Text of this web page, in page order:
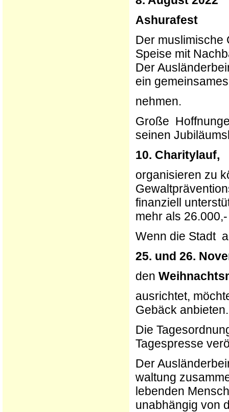
Ashurafest
Der muslimische
Speise mit
Der
ein
nehmen.
Große
seinen
10. Charitylauf,
organisieren zu
finanziell
mehr als
Wenn die Stadt
25. und 26.
den
ausrichtet,
Gebäck
Die
Tagespresse
Der
waltung
lebenden
unabhängig von